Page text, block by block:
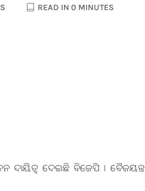
READ IN 0 MINUTES
ଦାୟିତ୍ଵ ଦେଇଛି ବିଜେପି ।